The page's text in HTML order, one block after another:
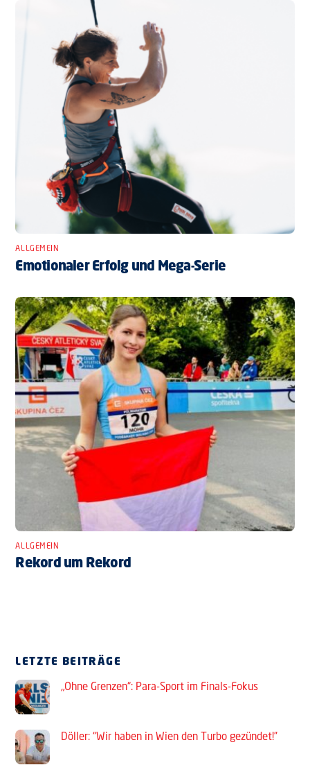
ALLGEMEIN
Emotionaler Erfolg und Mega-Serie
ALLGEMEIN
Rekord um Rekord
LETZTE BEITRÄGE
„Ohne Grenzen“: Para-Sport im Finals-Fokus
Döller: “Wir haben in Wien den Turbo gezündet!”